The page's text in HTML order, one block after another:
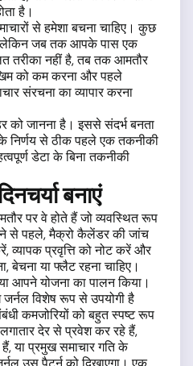
है।
से हमेशा बचना चाहिए। कुछ
लेकिन जब तक आपके पास एक
तरीका नहीं है, तब तक आमतौर
को कम करना और पहले
संरचना का व्यापार करना
जानना है। इससे संदर्भ बनता
निर्णय से ठीक पहले एक तकनीकी
डेटा के बिना तकनीकी
बनाएं
पर वे होते हैं जो व्यवस्थित रूप
से पहले, मैक्रो कैलेंडर की जांच
व्यापक प्रवृत्ति को नोट करें और
या फ्लैट रहना चाहिए।
आपने योजना का पालन किया।
विशेष रूप से उपयोगी है
कमजोरियों को बहुत स्पष्ट रूप
देर से प्रवेश कर रहे हैं,
या प्रमुख समाचार गति के